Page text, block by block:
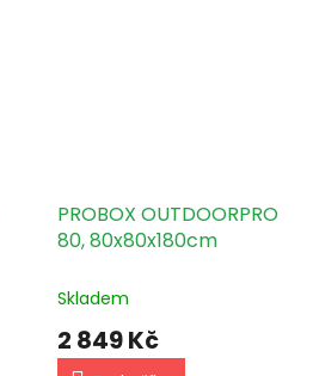
PROBOX OUTDOORPRO
80, 80x80x180cm
Skladem
2 849 Kč